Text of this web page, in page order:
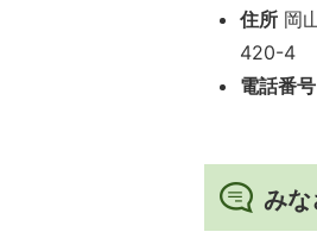
住所 岡
420-4
電話番号
み